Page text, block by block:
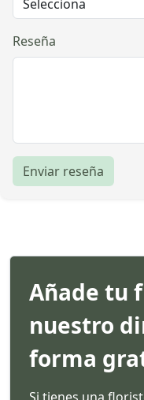
Reseña
Enviar reseña
Añade tu
nuestro
forma
Si tienes una